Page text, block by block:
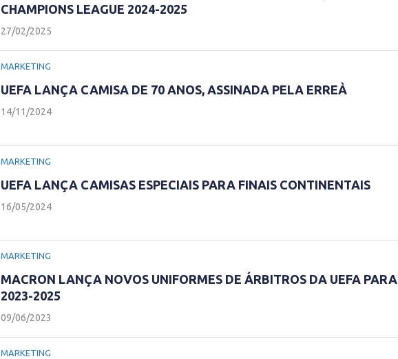
CHAMPIONS LEAGUE 2024-2025
27/02/2025
MARKETING
UEFA LANÇA CAMISA DE 70 ANOS, ASSINADA PELA ERREÀ
14/11/2024
MARKETING
UEFA LANÇA CAMISAS ESPECIAIS PARA FINAIS CONTINENTAIS
16/05/2024
MARKETING
MACRON LANÇA NOVOS UNIFORMES DE ÁRBITROS DA UEFA PARA
2023-2025
09/06/2023
MARKETING